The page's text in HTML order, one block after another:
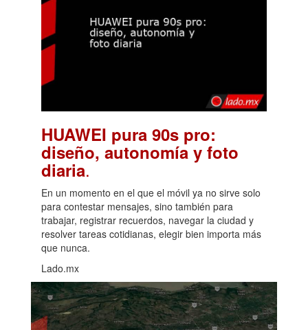
HUAWEI pura 90s pro:
diseño, autonomía y foto
diaria.
En un momento en el que el móvil ya no sirve solo
para contestar mensajes, sino también para
trabajar, registrar recuerdos, navegar la ciudad y
resolver tareas cotidianas, elegir bien importa más
que nunca.
Lado.mx